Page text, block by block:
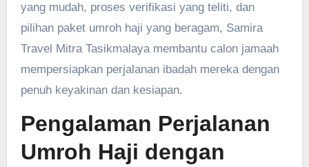
yang mudah, proses verifikasi yang teliti, dan
pilihan paket umroh haji yang beragam, Samira
Travel Mitra Tasikmalaya membantu calon jamaah
mempersiapkan perjalanan ibadah mereka dengan
penuh keyakinan dan kesiapan.
Pengalaman Perjalanan
Umroh Haji dengan